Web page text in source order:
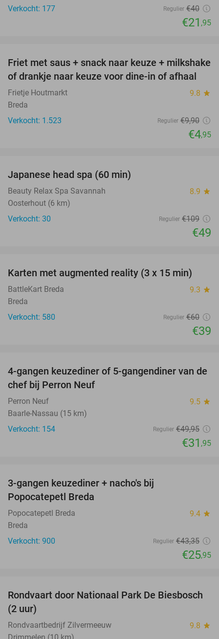
Verkocht: 177 Regulier €40
€21 ,95
50%
Friet met saus + snack naar keuze + milkshake
of drankje naar keuze voor dine-in of afhaal
Frietje Houtmarkt 9.8 star
Breda
Verkocht: 1.523
Regulier €9,90
€4,95
Japanese head spa (60 min)
Beauty Relax Spa Savannah 8.9 star
Oosterhout (6 km)
Verkocht: 30
Regulier €109
€49
35%
Karten met augmented reality (3 x 15 min)
BattleKart Breda 9.3 star
Breda
Verkocht: 580
Regulier €60
€39
36%
4-gangen keuzediner of 5-gangendiner van de
chef bij Perron Neuf
Perron Neuf 9.5 star
Baarle-Nassau (15 km)
Verkocht: 154
Regulier €49,95
€31 ,95
3-gangen keuzediner + nacho's bij
Popocatepetl Breda
Popocatepetl Breda 9.4 star
Breda
Verkocht: 900
Regulier €43,35
€25,95
21%
Rondvaart door Nationaal Park De Biesbosch
(2 uur)
Rondvaartbedrijf Zilvermeeuw 9.8 star